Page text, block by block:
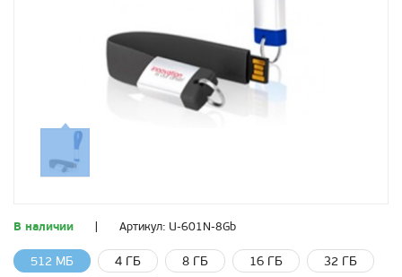
В наличии Артикул: U-601N-8Gb
512 МБ 4 ГБ 8 ГБ 16 ГБ
32 ГБ